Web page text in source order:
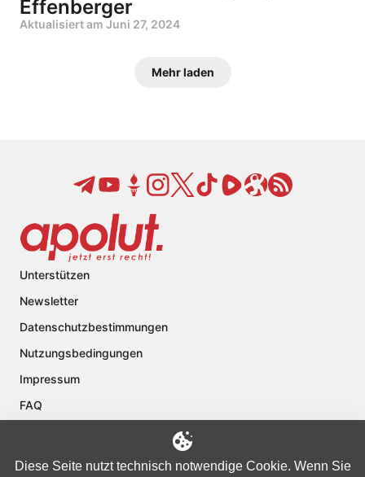
Effenberger
Aktualisiert am Juni 27, 2024
Mehr laden
Unterstützen
Newsletter
Datenschutzbestimmungen
Nutzungsbedingungen
Impressum
FAQ
Diese Seite nutzt technisch notwendige Cookie. Wenn Sie